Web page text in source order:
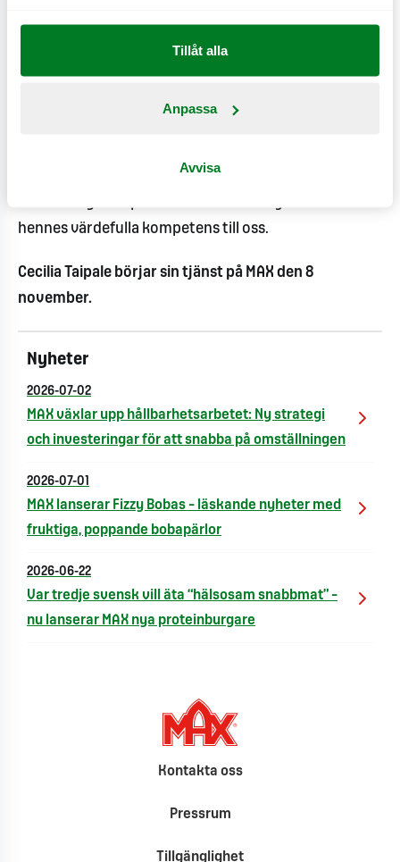
Tillåt alla
Anpassa
Avvisa
- Vi ser verkligen fram emot att ha Cecilia på plats hos
oss, säger Maria Ziv som är Group CMO på MAX. För oss
var det viktigt att hitta någon som kan kombinera
hennes värdefulla kompetens till oss.
Cecilia Taipale börjar sin tjänst på MAX den 8
november.
Nyheter
2026-07-02
MAX växlar upp hållbarhetsarbetet: Ny strategi
och investeringar för att snabba på omställningen
2026-07-01
MAX lanserar Fizzy Bobas – läskande nyheter med
fruktiga, poppande bobapärlor
2026-06-22
Var tredje svensk vill äta “hälsosam snabbmat” –
nu lanserar MAX nya proteinburgare
Kontakta oss
Pressrum
Tillgänglighet